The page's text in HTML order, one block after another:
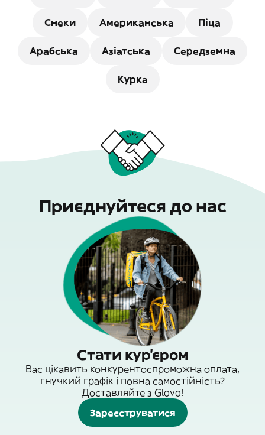
Снеки Американська Піца
Арабська Азіатська Середземна
Курка
Приєднуйтеся до нас
Стати кур'єром
Вас цікавить конкурентоспроможна оплата,
гнучкий графік і повна самостійність?
Доставляйте з Glovo!
Зареєструватися